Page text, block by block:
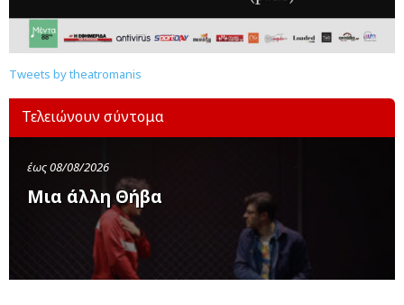
Tweets by theatromanis
Τελειώνουν σύντομα
έως 08/08/2026
Μια άλλη Θήβα